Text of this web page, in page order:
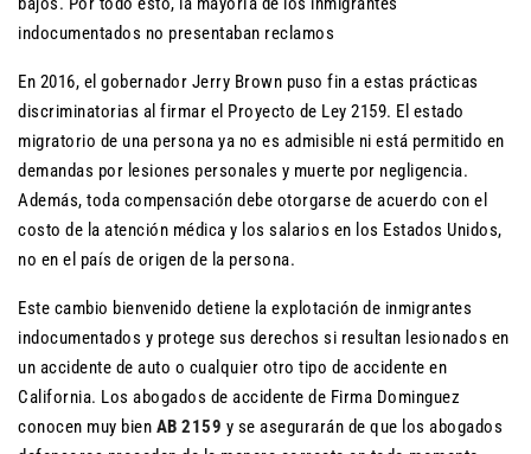
indocumentados no presentaban reclamos
En 2016, el gobernador Jerry Brown puso fin a estas prácticas
discriminatorias al firmar el Proyecto de Ley 2159. El estado
migratorio de una persona ya no es admisible ni está permitido en
demandas por lesiones personales y muerte por negligencia.
Además, toda compensación debe otorgarse de acuerdo con el
costo de la atención médica y los salarios en los Estados Unidos,
no en el país de origen de la persona.
Este cambio bienvenido detiene la explotación de inmigrantes
indocumentados y protege sus derechos si resultan lesionados en
un accidente de auto o cualquier otro tipo de accidente en
California. Los abogados de accidente de Firma Dominguez
conocen muy bien AB 2159 y se asegurarán de que los abogados